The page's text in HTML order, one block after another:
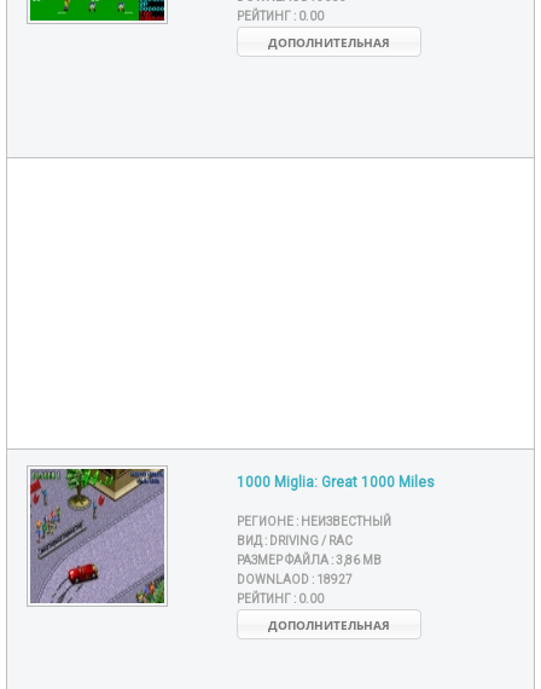
РЕЙТИНГ : 0.00
ДОПОЛНИТЕЛЬНАЯ
1000 Miglia: Great 1000 Miles
РЕГИОНЕ : НЕИЗВЕСТНЫЙ
ВИД : DRIVING / RAC
РАЗМЕР ФАЙЛА :3,86 MB
DOWNLAOD : 18927
РЕЙТИНГ : 0.00
ДОПОЛНИТЕЛЬНАЯ